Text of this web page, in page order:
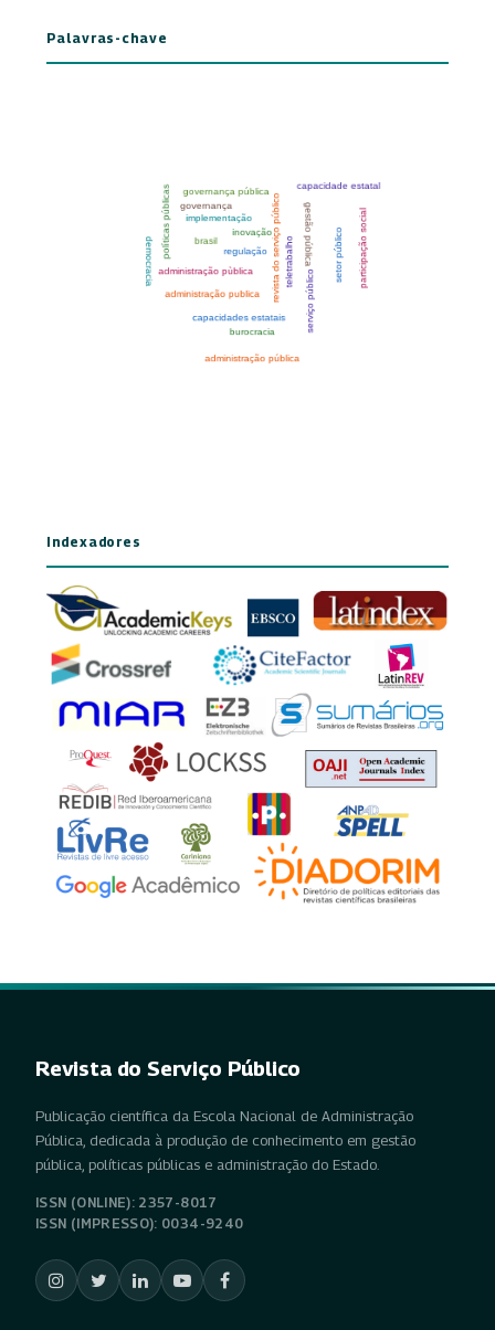
Palavras-chave
Indexadores
Revista do Serviço Público
Publicação científica da Escola Nacional de Administração
Pública, dedicada à produção de conhecimento em gestão
pública, políticas públicas e administração do Estado.
ISSN (ONLINE): 2357-8017
ISSN (IMPRESSO): 0034-9240